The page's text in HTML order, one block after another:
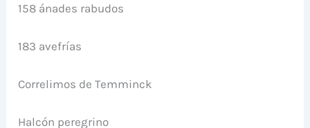
158 ánades rabudos
183 avefrías
Correlimos de Temminck
Halcón peregrino